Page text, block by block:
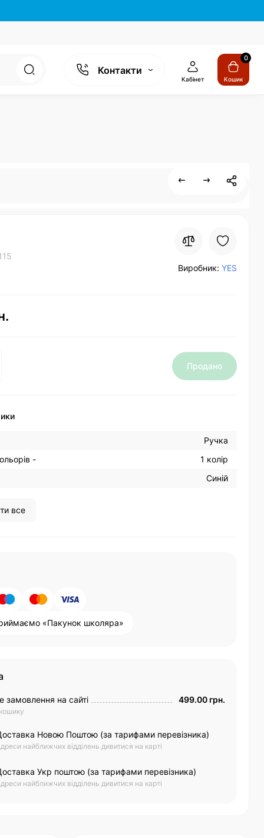
Контакти
Кабінет
0
Кошик
Виробник: YES
Продано
Ручка
-
1 колір
Синій
все
«Пакунок школяра»
замовлення на сайті 499.00 грн.
Новою Поштою (за тарифами перевізника)
найближчих відділень дивитися на карті
Укр поштою (за тарифами перевізника)
найближчих відділень дивитися на карті